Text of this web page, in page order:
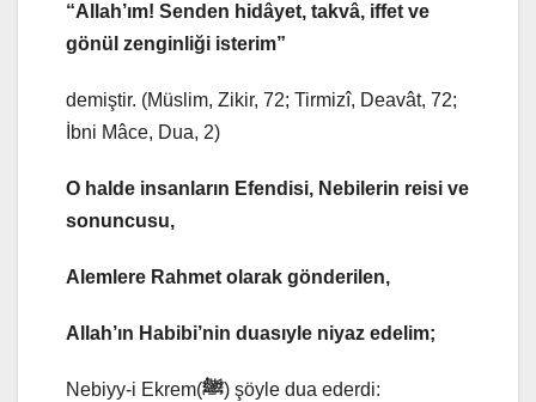
“Allah’ım! Senden hidâyet, takvâ, iffet ve
gönül zenginliği isterim”
demiştir. (Müslim, Zikir, 72; Tirmizî, Deavât, 72;
İbni Mâce, Dua, 2)
O halde insanların Efendisi, Nebilerin reisi ve
sonuncusu,
Alemlere Rahmet olarak gönderilen,
Allah’ın Habibi’nin duasıyle niyaz edelim;
Nebiyy-i Ekrem(ﷺ) şöyle dua ederdi: